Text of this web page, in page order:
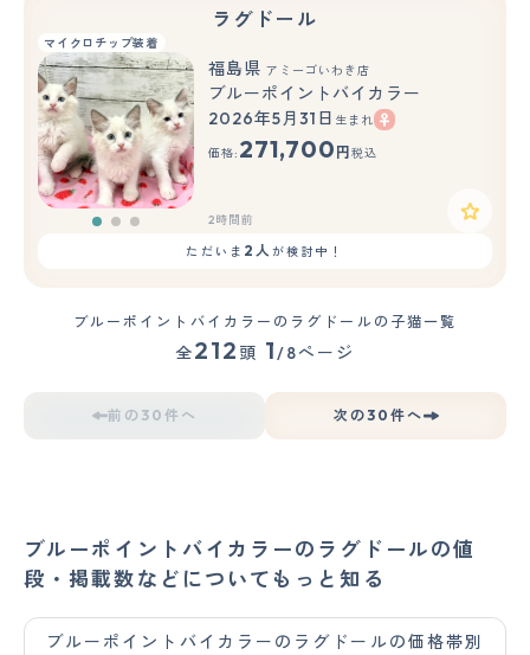
ラグドール
マイクロチップ装着
もっと見る
福島県 アミーゴいわき店
ブルーポイントバイカラー
2026年5月31日 生まれ
価格: 271,700 円 税込
2時間前
ただいま 2人が検討中！
ブルーポイントバイカラーのラグドールの子猫一覧
全212 頭 1/8ページ
前の30件へ 次の30件へ
ブルーポイントバイカラーのラグドールの値
段・掲載数などについてもっと知る
ブルーポイントバイカラーのラグドールの価格帯別